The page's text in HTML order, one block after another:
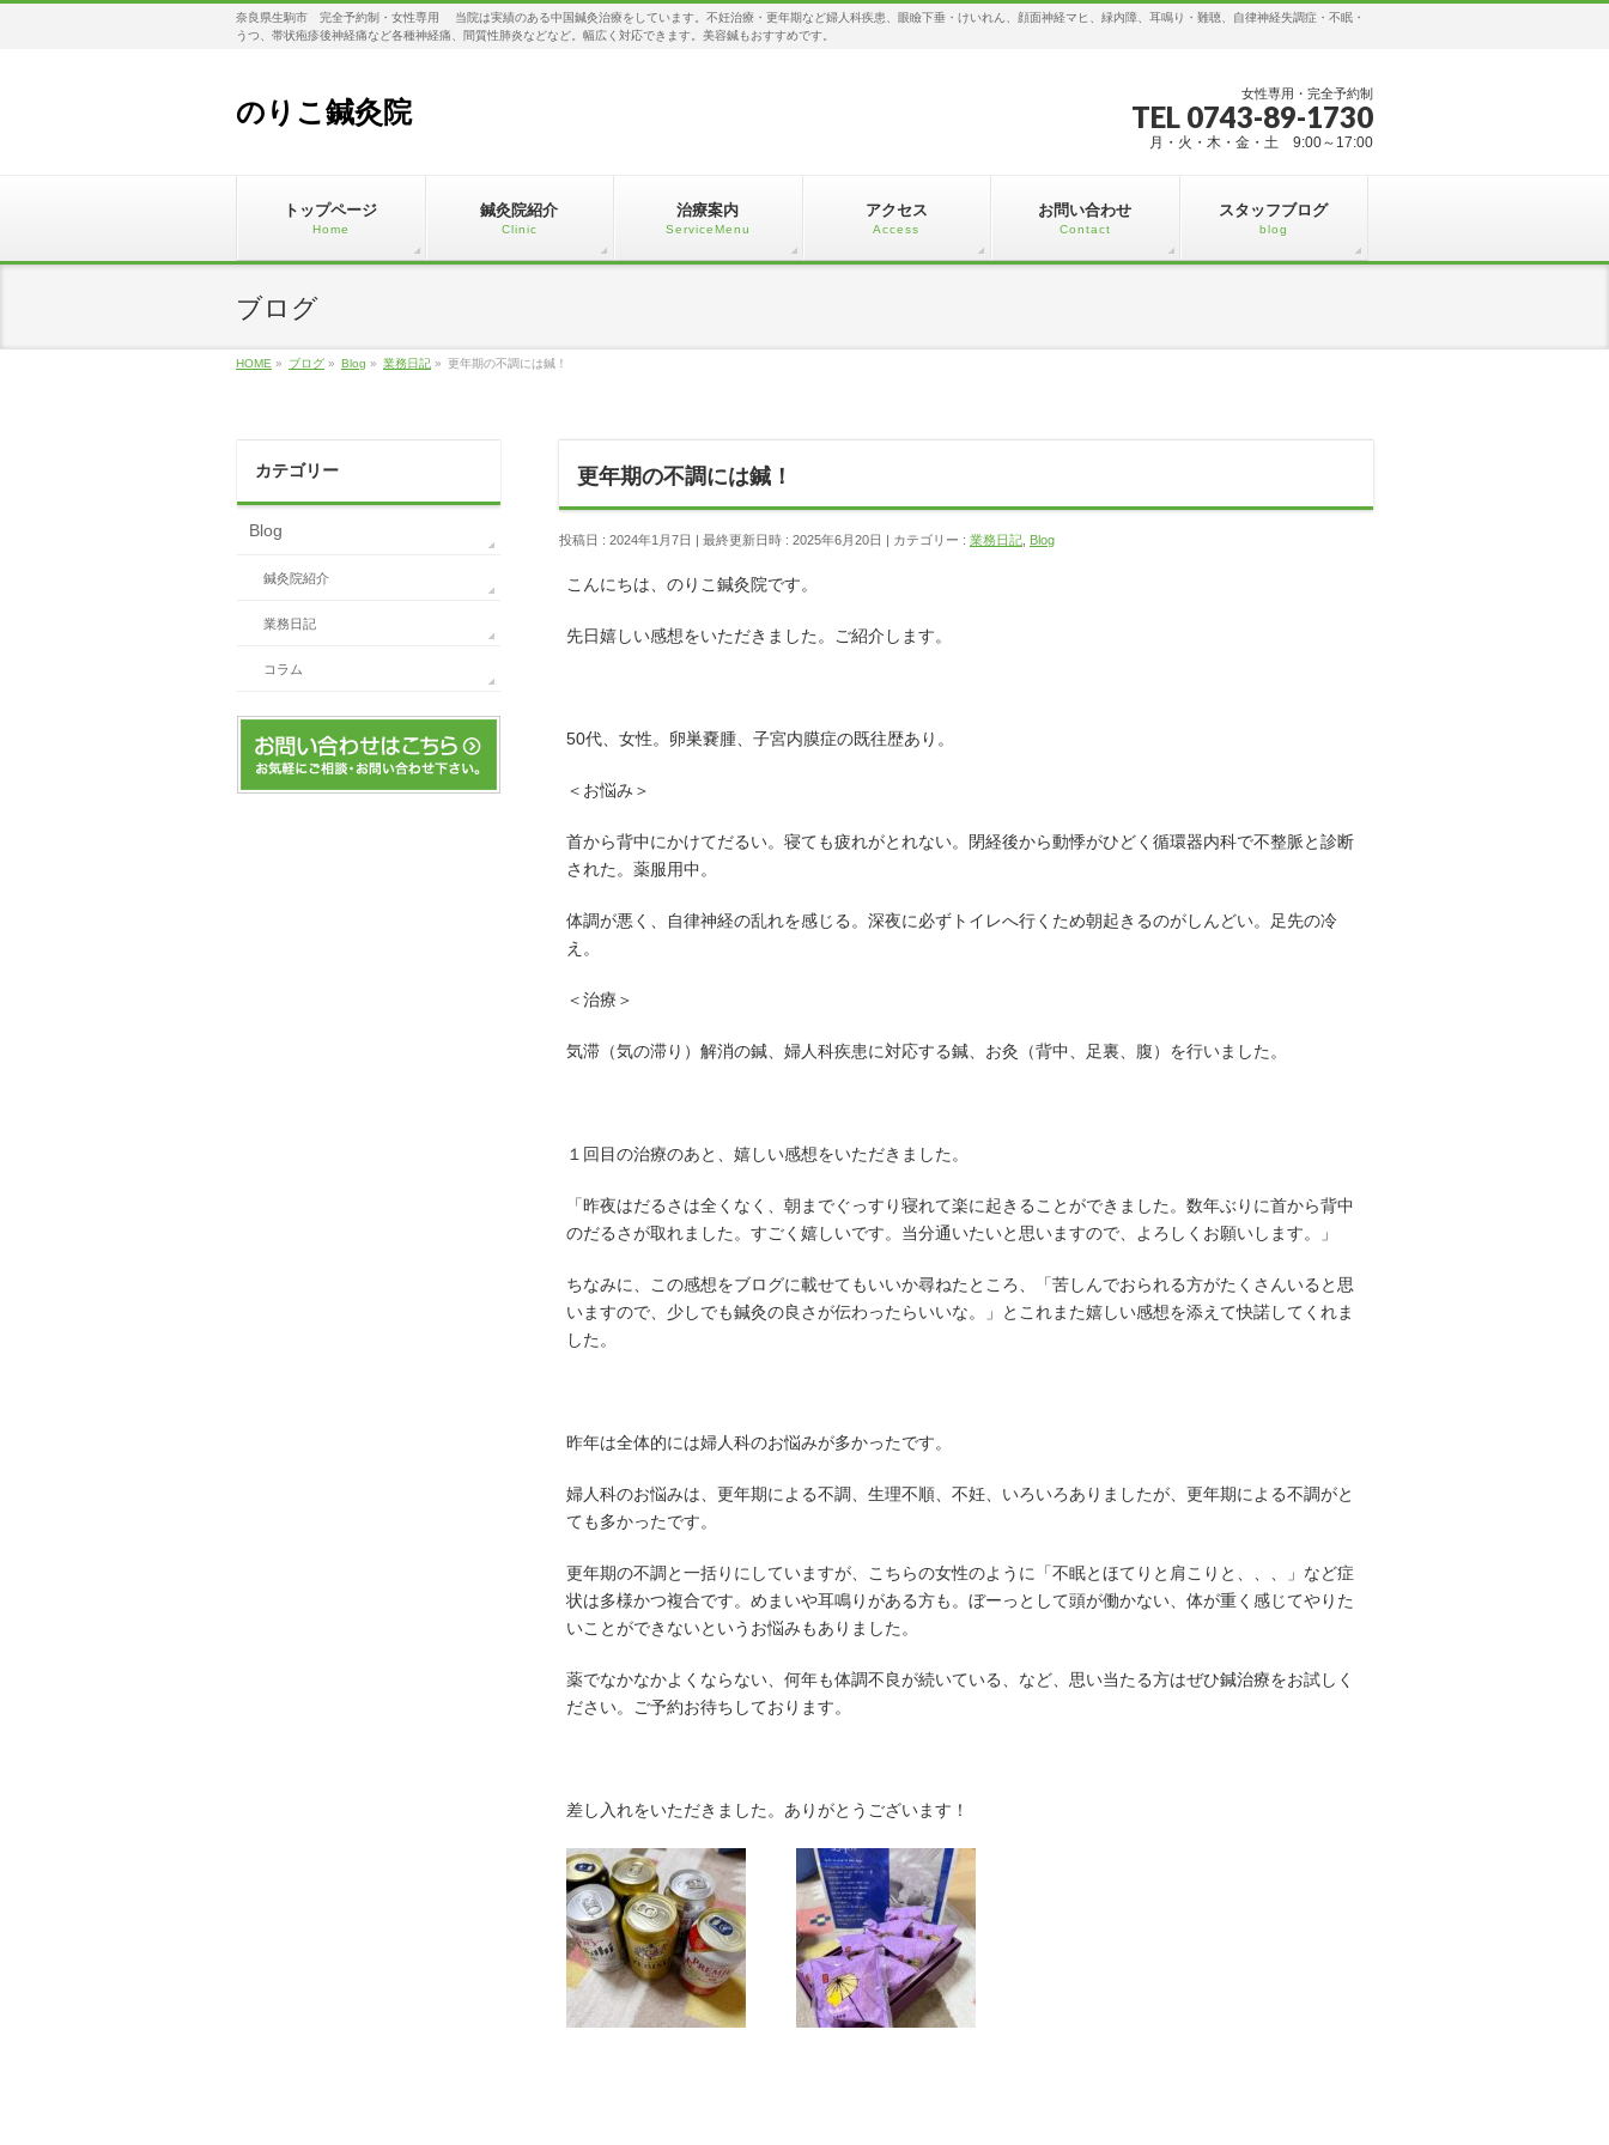
奈良県生駒市 完全予約制・女性専用 当院は実績のある中国鍼灸治療をしています。不妊治療・更年期など婦人科疾患、眼瞼下垂・けいれん、顔面神経マヒ、緑内障、耳鳴り・難聴、自律神経失調症・不眠・
うつ、帯状疱疹後神経痛など各種神経痛、間質性肺炎などなど。幅広く対応できます。美容鍼もおすすめです。
のりこ鍼灸院
女性専用・完全予約制
TEL 0743-89-1730
月・火・木・金・土 9:00～17:00
トップページ
Home
鍼灸院紹介
Clinic
治療案内
ServiceMenu
アクセス
Access
お問い合わせ
Contact
スタッフブログ
blog
ブログ
HOME » ブログ » Blog » 業務日記 » 更年期の不調には鍼！
更年期の不調には鍼！
投稿日 : 2024年1月7日 最終更新日時 : 2025年6月20日 カテゴリー : 業務日記 Blog
こんにちは、のりこ鍼灸院です。
先日嬉しい感想をいただきました。ご紹介します。
50代、女性。卵巣嚢腫、子宮内膜症の既往歴あり。
＜お悩み＞
首から背中にかけてだるい。寝ても疲れがとれない。閉経後から動悸がひどく循環器内科で不整脈と診断
された。薬服用中。
体調が悪く、自律神経の乱れを感じる。深夜に必ずトイレへ行くため朝起きるのがしんどい。足先の冷
え。
＜治療＞
気滞（気の滞り）解消の鍼、婦人科疾患に対応する鍼、お灸（背中、足裏、腹）を行いました。
１回目の治療のあと、嬉しい感想をいただきました。
「昨夜はだるさは全くなく、朝までぐっすり寝れて楽に起きることができました。数年ぶりに首から背中
のだるさが取れました。すごく嬉しいです。当分通いたいと思いますので、よろしくお願いします。」
ちなみに、この感想をブログに載せてもいいか尋ねたところ、「苦しんでおられる方がたくさんいると思
いますので、少しでも鍼灸の良さが伝わったらいいな。」とこれまた嬉しい感想を添えて快諾してくれま
した。
昨年は全体的には婦人科のお悩みが多かったです。
婦人科のお悩みは、更年期による不調、生理不順、不妊、いろいろありましたが、更年期による不調がと
ても多かったです。
更年期の不調と一括りにしていますが、こちらの女性のように「不眠とほてりと肩こりと、、、」など症
状は多様かつ複合です。めまいや耳鳴りがある方も。ぼーっとして頭が働かない、体が重く感じてやりた
いことができないというお悩みもありました。
薬でなかなかよくならない、何年も体調不良が続いている、など、思い当たる方はぜひ鍼治療をお試しく
ださい。ご予約お待ちしております。
差し入れをいただきました。ありがとうございます！
カテゴリー
Blog
鍼灸院紹介
業務日記
コラム